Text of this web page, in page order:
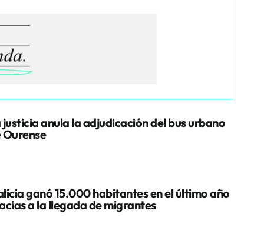
justicia anula la adjudicación del bus urbano
Ourense
ganó 15.000 habitantes en el último año
a la llegada de migrantes